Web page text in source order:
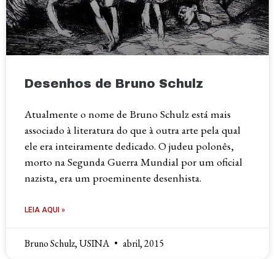
Desenhos de Bruno Schulz
Atualmente o nome de Bruno Schulz está mais
associado à literatura do que à outra arte pela qual
ele era inteiramente dedicado. O judeu polonês,
morto na Segunda Guerra Mundial por um oficial
nazista, era um proeminente desenhista.
LEIA AQUI »
Bruno Schulz, USINA abril, 2015